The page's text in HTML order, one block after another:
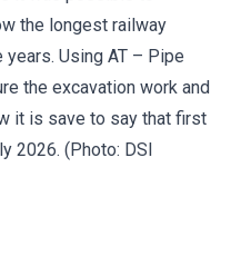
the longest railway
years. Using AT – Pipe
the excavation work and
it is save to say that first
2026. (Photo: DSI